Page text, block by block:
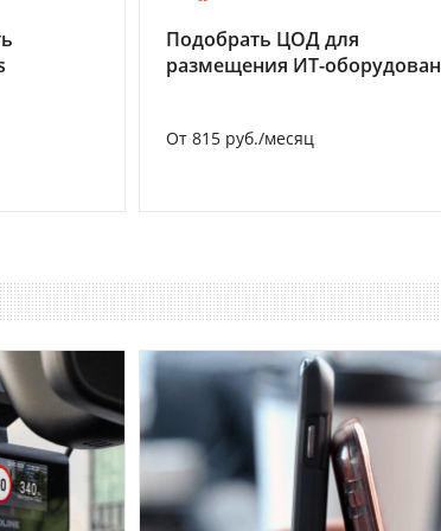
Подобрать ЦОД для
размещения ИТ-
От 815 руб./месяц